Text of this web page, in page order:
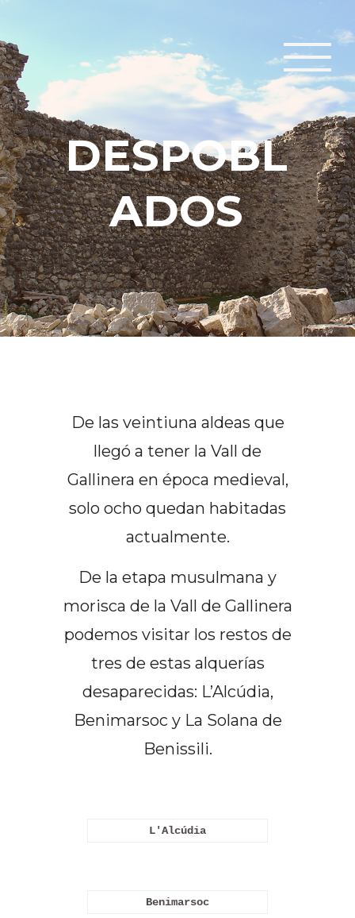
DESPOBL
ADOS
De las veintiuna aldeas que
llegó a tener la Vall de
Gallinera en época medieval,
solo ocho quedan habitadas
actualmente.
De la etapa musulmana y
morisca de la Vall de Gallinera
podemos visitar los restos de
tres de estas alquerías
desaparecidas: L’Alcúdia,
Benimarsoc y La Solana de
Benissili.
L'Alcúdia
Benimarsoc